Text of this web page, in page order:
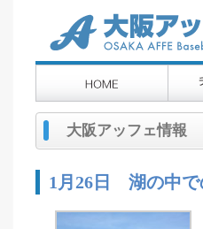
大阪アッフェ情報
1月26日 湖の中で